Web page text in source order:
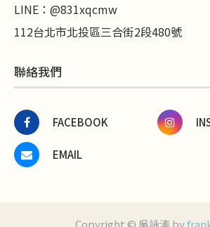
LINE ： @831xqcmw
112台北市北投區三合街2段480號
聯絡我們
FACEBOOK
EMAIL
Copyright © 吳詠溱 by